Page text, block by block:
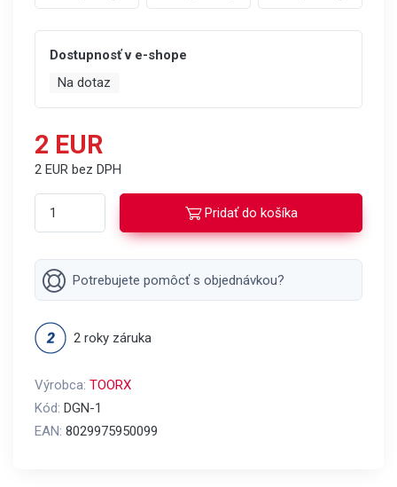
Dostupnosť v e-shope
Na dotaz
2 EUR
2 EUR bez DPH
Pridať do košíka
Potrebujete pomôcť s objednávkou?
2 roky záruka
Výrobca: TOORX
Kód: DGN-1
EAN: 8029975950099